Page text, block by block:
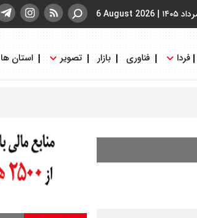
|
6 August 2026
فردا فناوری بازار تصویر استان ها